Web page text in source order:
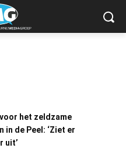
het zeldzame
in de Peel: ‘Ziet er
uit’